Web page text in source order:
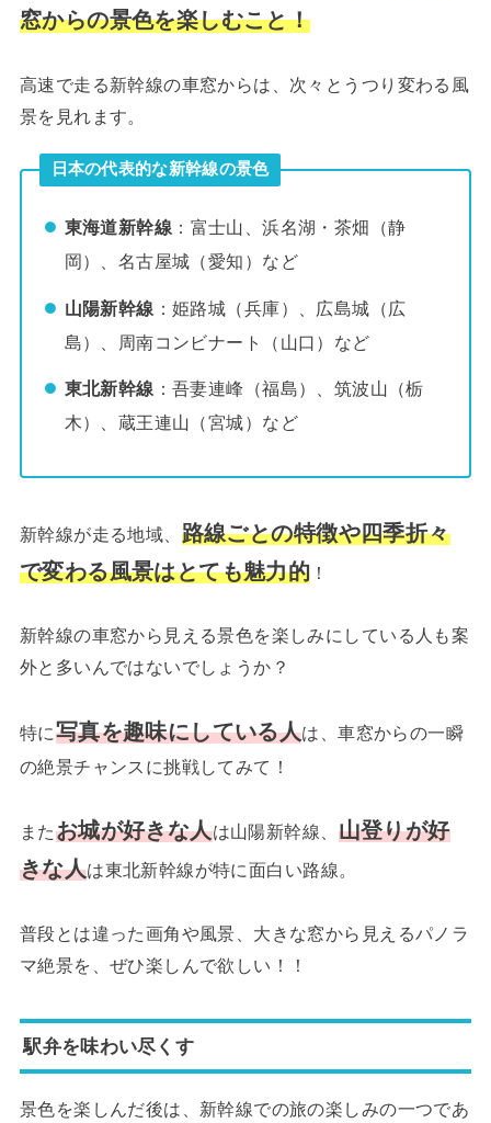
窓からの景色を楽しむこと！
高速で走る新幹線の車窓からは、次々とうつり変わる風
景を見れます。
日本の代表的な新幹線の景色
東海道新幹線 ：富士山、浜名湖・茶畑（静
岡）、名古屋城（愛知）など
山陽新幹線 ：姫路城（兵庫）、広島城（広
島）、周南コンビナート（山口）など
東北新幹線 ：吾妻連峰（福島）、筑波山（栃
木）、蔵王連山（宮城）など
新幹線が走る地域、 路線ごとの特徴や四季折々
で変わる風景はとても魅力的 ！
新幹線の車窓から見える景色を楽しみにしている人も案
外と多いんではないでしょうか？
特に写真を趣味にしている人は、車窓からの一瞬
の絶景チャンスに挑戦してみて！
またお城が好きな人は山陽新幹線、 山登りが好
きな人は東北新幹線が特に面白い路線。
普段とは違った画角や風景、大きな窓から見えるパノラ
マ絶景を、ぜひ楽しんで欲しい！！
駅弁を味わい尽くす
景色を楽しんだ後は、新幹線での旅の楽しみの一つであ